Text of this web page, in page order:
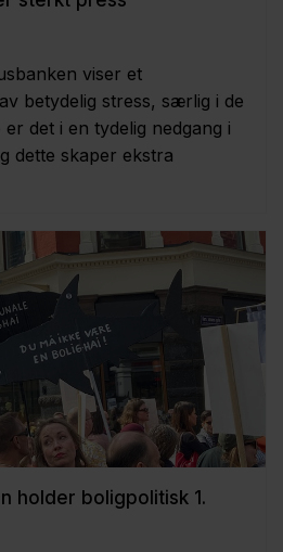
viser et
betydelig stress, særlig i de
det i en tydelig nedgang i
dette skaper ekstra
holder boligpolitisk 1.